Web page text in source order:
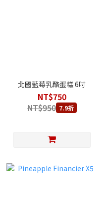
北國藍莓乳酪蛋糕 6吋
NT$750
NT$950 7.9折